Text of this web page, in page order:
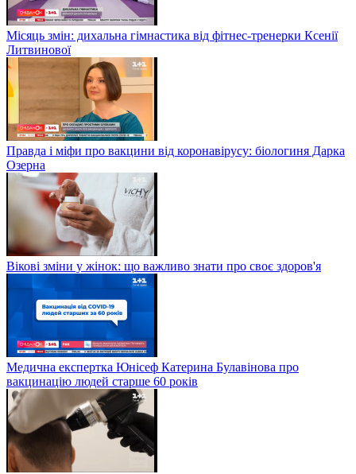
Місяць змін: дихальна гімнастика від фітнес-тренерки Ксенії
Литвинової
Правда і міфи про вакцини від коронавірусу: біологиня Дарка
Озерна
Вікові зміни у жінок: що важливо знати про своє здоров'я
Медична експертка Юнісеф Катерина Булавінова про
вакцинацію людей старше 60 років